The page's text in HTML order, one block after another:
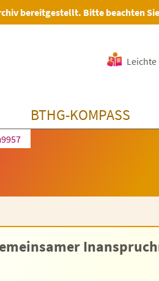
bereitgestellt. Bitte beachten
Leichte
BTHG-KOMPASS